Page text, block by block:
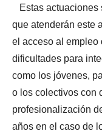
Estas actuaciones
que atenderán este
el acceso al empleo
dificultades para
como los jóvenes,
o los colectivos con
profesionalización
años en el caso de